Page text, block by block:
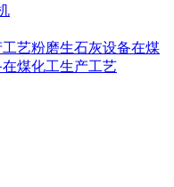
艺粉磨生石灰设备在煤
煤化工生产工艺